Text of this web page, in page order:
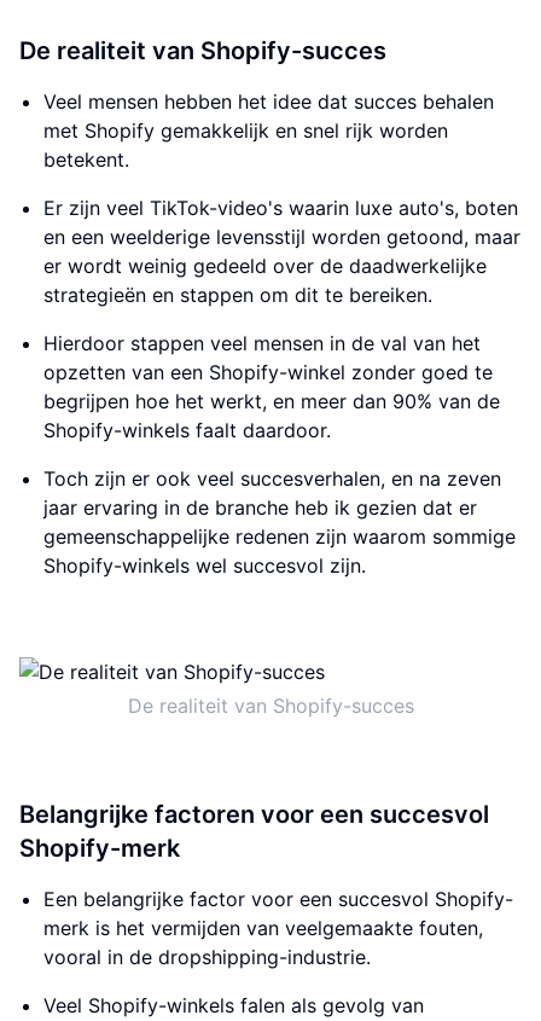
De realiteit van Shopify-succes
Veel mensen hebben het idee dat succes behalen
met Shopify gemakkelijk en snel rijk worden
betekent.
Er zijn veel TikTok-video's waarin luxe auto's, boten
en een weelderige levensstijl worden getoond, maar
er wordt weinig gedeeld over de daadwerkelijke
strategieën en stappen om dit te bereiken.
Hierdoor stappen veel mensen in de val van het
opzetten van een Shopify-winkel zonder goed te
begrijpen hoe het werkt, en meer dan 90% van de
Shopify-winkels faalt daardoor.
Toch zijn er ook veel succesverhalen, en na zeven
jaar ervaring in de branche heb ik gezien dat er
gemeenschappelijke redenen zijn waarom sommige
Shopify-winkels wel succesvol zijn.
De realiteit van Shopify-succes
Belangrijke factoren voor een succesvol
Shopify-merk
Een belangrijke factor voor een succesvol Shopify-
merk is het vermijden van veelgemaakte fouten,
vooral in de dropshipping-industrie.
Veel Shopify-winkels falen als gevolg van